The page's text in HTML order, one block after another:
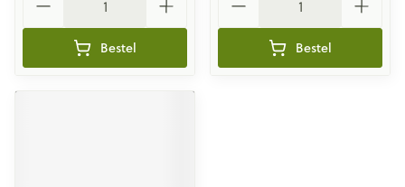
Bestel Bestel